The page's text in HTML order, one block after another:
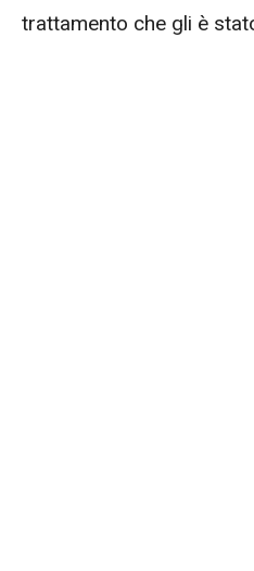
trattamento che gli è